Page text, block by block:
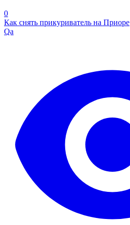
0
Как снять прикуриватель на Приоре
Qa